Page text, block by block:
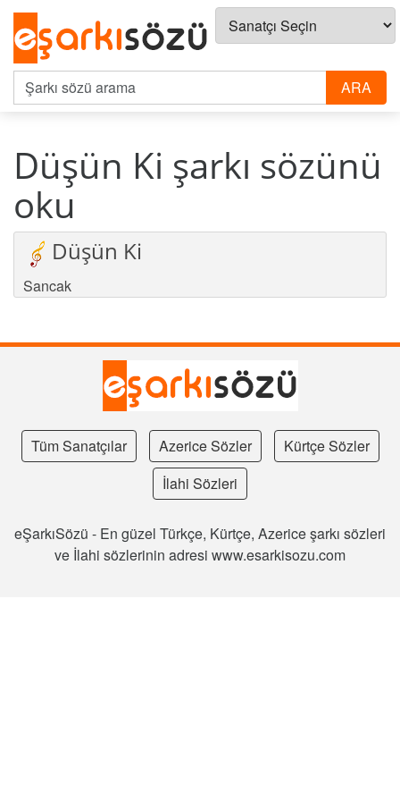
Düşün Ki şarkı sözünü
oku
Düşün Ki
Sancak
Tüm Sanatçılar Azerice Sözler
Kürtçe Sözler
İlahi Sözleri
eŞarkıSözü - En güzel Türkçe, Kürtçe, Azerice şarkı sözleri
ve İlahi sözlerinin adresi www.esarkisozu.com